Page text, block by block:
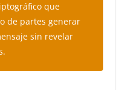
que
de partes generar
sin revelar